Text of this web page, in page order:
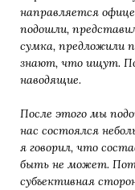
направляется
подошли,
сумка, предложили
знают, что ищут.
наводящие.
После этого мы
нас состоялся
я говорил, что
быть не может.
субъективная